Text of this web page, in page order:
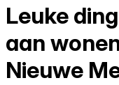
Leuke
aan
Nieuwe